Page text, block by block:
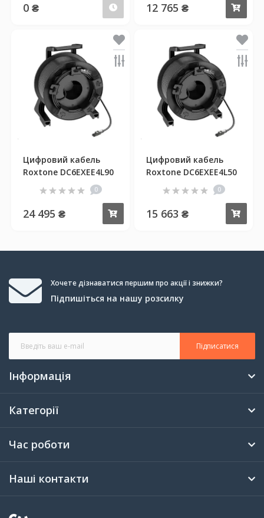
0 ₴ Передзамовлення
12 765 ₴
Цифровий кабель
Roxtone DC6EXEE4L90
0
24 495 ₴ Купити
Цифровий кабель
Roxtone DC6EXEE4L50
0
15 663 ₴
Хочете дізнаватися першим про акції і знижки?
Підпишіться на нашу розсилку
Підписатися
Інформація
Категорії
Час роботи
Наші контакти